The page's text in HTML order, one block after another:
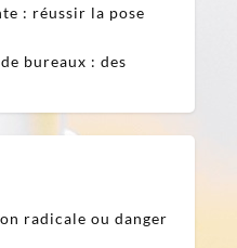
: réussir la pose
bureaux : des
radicale ou danger